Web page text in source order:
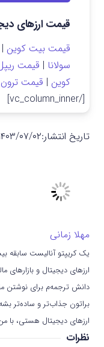
قیمت ارزهای
قیمت بیت کوین |
سولانا | قیمت
کوین | قیمت ترون
[/vc_column_inner]
تاریخ انتشار:۱۴۰۳/۰۷/
مهلا زمانی
ارزهای دیجیتال و
دانش ترجمه‌م برای نوشتن
براتون جذاب‌تر و ساده‌تر
ارزهای دیجیتال هستی، با
نظرات